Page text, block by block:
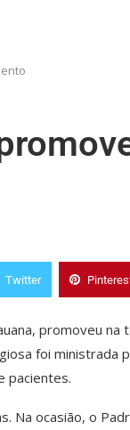
Twitter
promoveu
foi
pacientes.
Na ocasião, o